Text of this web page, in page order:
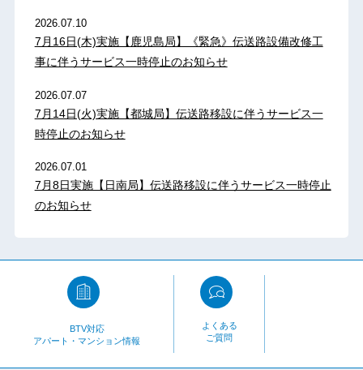
2026.07.10
7月16日(木)実施【鹿児島局】《緊急》伝送路設備改修工
事に伴うサービス一時停止のお知らせ
2026.07.07
7月14日(火)実施【都城局】伝送路移設に伴うサービス一
時停止のお知らせ
2026.07.01
7月8日実施【日南局】伝送路移設に伴うサービス一時停止
のお知らせ
BTV対応
アパート・マンション情報
よくある
ご質問